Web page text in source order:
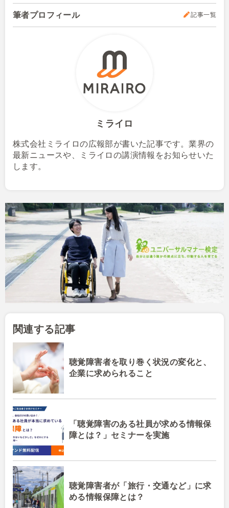
筆者プロフィール 記事一覧
ミライロ
株式会社ミライロの広報部が書いた記事です。業界の
最新ニュースや、ミライロの講演情報をお知らせいた
します。
関連する記事
聴覚障害者を取り巻く状況の変化と、
企業に求められること
「聴覚障害のある社員が求める情報保
障とは？」セミナーを実施
聴覚障害者が「旅行・交通など」に求
める情報保障とは？